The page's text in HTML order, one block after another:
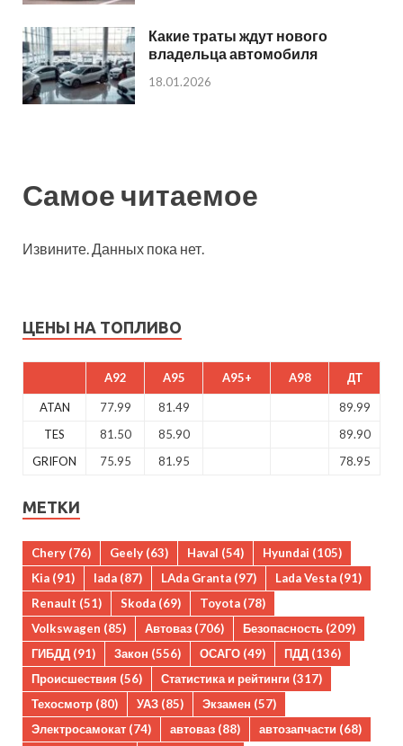
Какие траты ждут нового
владельца автомобиля
18.01.2026
Самое читаемое
Извините. Данных пока нет.
ЦЕНЫ НА ТОПЛИВО
A92 A95 A95+ A98 ДТ
ATAN 77.99 81.49
89.99
TES
81.50 85.90
89.90
GRIFON
75.95 81.95 78.95
МЕТКИ
Chery (76) Geely (63) Haval (54) Hyundai (105)
Kia (91) lada (87) LAda Granta (97) Lada Vesta (91)
Renault (51) Skoda (69) Toyota (78)
Volkswagen (85) Автоваз (706) Безопасность (209)
ГИБДД (91) Закон (556) ОСАГО (49) ПДД (136)
Происшествия (56) Статистика и рейтинги (317)
Техосмотр (80) УАЗ (85) Экзамен (57)
Электросамокат (74) автоваз (88) автозапчасти (68)